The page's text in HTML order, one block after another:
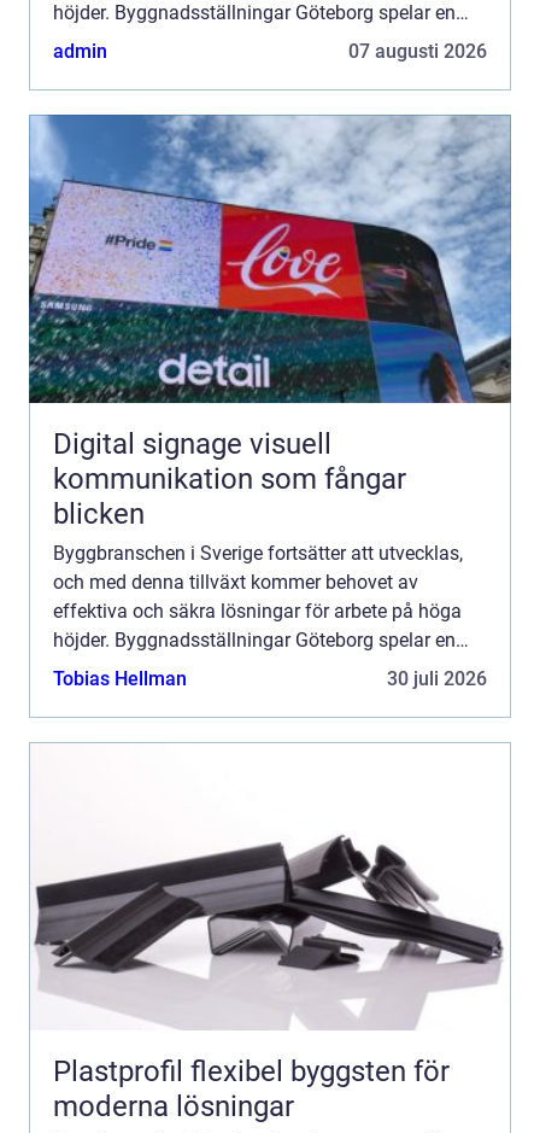
höjder. Byggnadsställningar Göteborg spelar en
avgöran...
admin 07 augusti 2026
Digital signage visuell
kommunikation som fångar
blicken
Byggbranschen i Sverige fortsätter att utvecklas,
och med denna tillväxt kommer behovet av
effektiva och säkra lösningar för arbete på höga
höjder. Byggnadsställningar Göteborg spelar en
avgöran...
Tobias Hellman 30 juli 2026
Plastprofil flexibel byggsten för
moderna lösningar